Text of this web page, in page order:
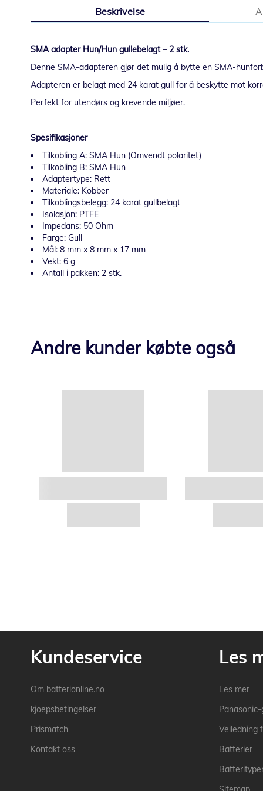
av
Beskrivelse
SMA adapter Hun/Hun gullebelagt – 2 stk.
Denne SMA-adapteren gjør det mulig å bytte en SMA-
Adapteren er belagt med 24 karat gull for å beskytte mot
Perfekt for utendørs og krevende miljøer.
Spesifikasjoner
Tilkobling A: SMA Hun (Omvendt polaritet)
Tilkobling B: SMA Hun
Adaptertype: Rett
Materiale: Kobber
Tilkoblingsbelegg: 24 karat gullbelagt
Isolasjon: PTFE
Impedans: 50 Ohm
Farge: Gull
Mål: 8 mm x 8 mm x 17 mm
Vekt: 6 g
Antall i pakken: 2 stk.
Andre kunder købte også
Kundeservice
Om batterionline.no
kjoepsbetingelser
Prismatch
Kontakt oss
Les
Les mer
Veiledning
Batterier